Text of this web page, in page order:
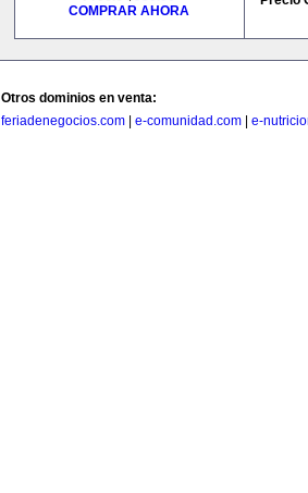
COMPRAR AHORA
Otros dominios en venta:
feriadenegocios.com
e-comunidad.com e-